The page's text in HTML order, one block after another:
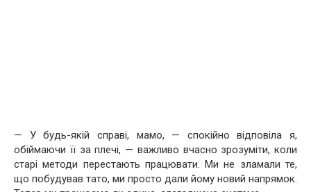
— У будь-якій справі, мамо, — спокійно відповіла я,
обіймаючи її за плечі, — важливо вчасно зрозуміти, коли
старі методи перестають працювати. Ми не зламали те,
що побудував тато, ми просто дали йому новий напрямок.